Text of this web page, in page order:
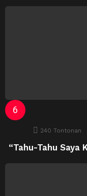
240 Tontonan
“Tahu-Tahu Saya